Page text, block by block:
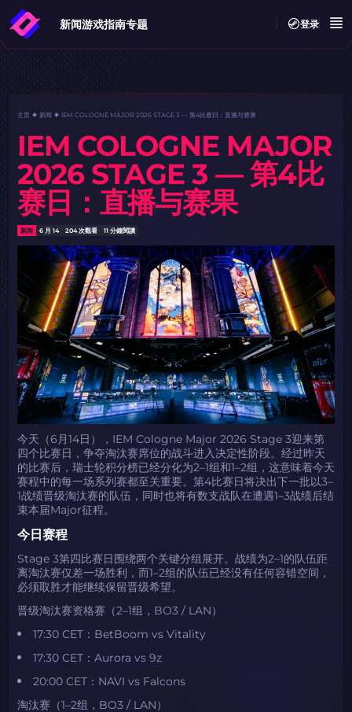
新闻游戏指南专题 登录
主页 新闻 IEM COLOGNE MAJOR 2026 STAGE 3 — 第4比赛日：直播与赛果
IEM COLOGNE MAJOR
2026 STAGE 3 — 第4比
赛日：直播与赛果
新闻 6 月 14 204 次觀看 11 分鐘閱讀
今天（6月14日），IEM Cologne Major 2026 Stage 3迎来第
四个比赛日，争夺淘汰赛席位的战斗进入决定性阶段。经过昨天
的比赛后，瑞士轮积分榜已经分化为2–1组和1–2组，这意味着今天
赛程中的每一场系列赛都至关重要。第4比赛日将决出下一批以3–
1战绩晋级淘汰赛的队伍，同时也将有数支战队在遭遇1–3战绩后结
束本届Major征程。
今日赛程
Stage 3第四比赛日围绕两个关键分组展开。战绩为2–1的队伍距
离淘汰赛仅差一场胜利，而1–2组的队伍已经没有任何容错空间，
必须取胜才能继续保留晋级希望。
晋级淘汰赛资格赛（2–1组，BO3 / LAN）
17:30 CET：BetBoom vs Vitality
17:30 CET：Aurora vs 9z
20:00 CET：NAVI vs Falcons
淘汰赛（1–2组，BO3 / LAN）